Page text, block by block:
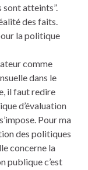
atteints”.
des faits.
la politique
comme
dans le
il faut redire
d’évaluation
Pour ma
des politiques
concerne la
publique c’est